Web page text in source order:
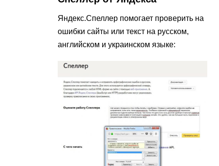
Яндекс.Спеллер помогает проверить на
ошибки сайты или текст на русском,
английском и украинском языке: